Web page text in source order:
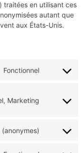
traitées en utilisant ces
autant que
aux États-Unis.
Fonctionnel
Marketing